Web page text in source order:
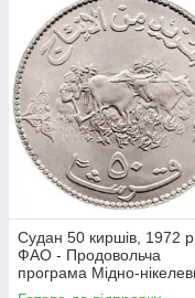
Судан 50 киршів, 1972
ФАО - Продовольча
програма Мідно-
сплав, 22.63g, ø 40mm